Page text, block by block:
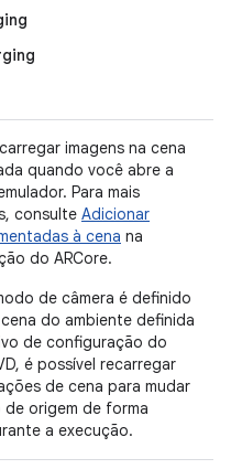
imagens na cena
quando você abre a
Para mais
consulte Adicionar
à cena na
do ARCore.
de câmera é definido
do ambiente definida
de configuração do
é possível recarregar
de cena para mudar
origem de forma
a execução.